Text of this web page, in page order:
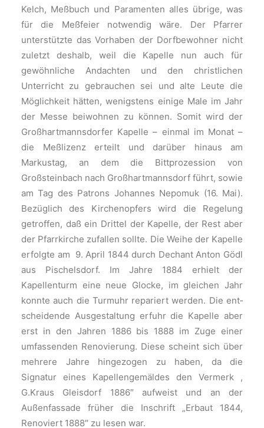
Kelch, Meßbuch und Paramenten alles übrige, was
für die Meßfeier notwendig wäre. Der Pfarrer
unterstützte das Vorhaben der Dorfbewohner nicht
zuletzt deshalb, weil die Kapelle nun auch für
gewöhnliche Andachten und den christlichen
Unterricht zu gebrauchen sei und alte Leute die
Möglichkeit hätten, wenigstens einige Male im Jahr
der Messe bei­wohnen zu können. Somit wird der
Großhartmannsdorfer Kapelle – einmal im Monat –
die Meßlizenz erteilt und darüber hinaus am
Markustag, an dem die Bittprozession von
Großsteinbach nach Großhartmannsdorf führt, sowie
am Tag des Patrons Johannes Nepomuk (16. Mai).
Bezüglich des Kirchenopfers wird die Regelung
getroffen, daß ein Drittel der Kapelle, der Rest aber
der Pfarrkirche zu­fallen sollte. Die Weihe der Kapelle
erfolgte am 9. April 1844 durch Dechant Anton Gödl
aus Pischelsdorf. Im Jahre 1884 erhielt der
Kapellenturm eine neue Glocke, im gleichen Jahr
konnte auch die Turmuhr repariert werden. Die ent­
scheidende Ausgestaltung erfuhr die Kapelle aber
erst in den Jahren 1886 bis 1888 im Zuge einer
umfassenden Renovierung. Diese scheint sich über
mehrere Jahre hingezogen zu haben, da die
Signatur eines Kapellengemäldes den Vermerk ,
G.Kraus Gleisdorf 1886″ aufweist und an der
Außenfassade früher die Inschrift „Erbaut 1844,
Renoviert 1888″ zu lesen war.